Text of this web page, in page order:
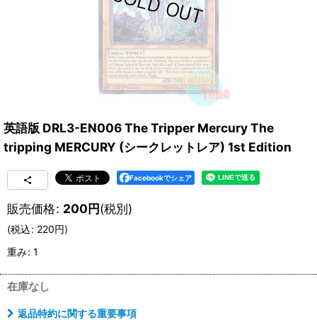
英語版 DRL3-EN006 The Tripper Mercury The
tripping MERCURY (シークレットレア) 1st Edition
Facebookでシェア
販売価格: 200円(税別)
(税込: 220円)
重み: 1
在庫なし
返品特約に関する重要事項